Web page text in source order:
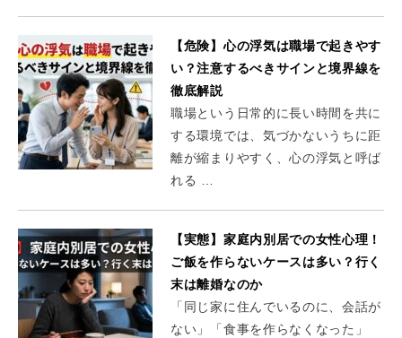
【危険】心の浮気は職場で起きやす
い？注意するべきサインと境界線を
徹底解説
職場という日常的に長い時間を共に
する環境では、気づかないうちに距
離が縮まりやすく、心の浮気と呼ば
れる …
【実態】家庭内別居での女性心理！
ご飯を作らないケースは多い？行く
末は離婚なのか
「同じ家に住んでいるのに、会話が
ない」「食事を作らなくなった」